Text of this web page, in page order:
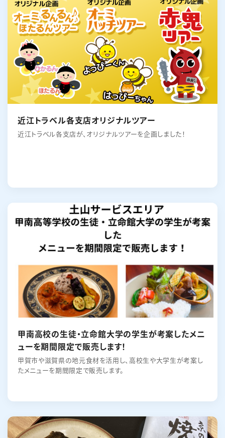
近江トラベル各支店オリジナルツアー
近江トラベル各支店が、オリジナルツアーを企画しました！
甲南高校の生徒・立命館大学の学生が考案したメニ
ューを期間限定で販売します！
甲賀市や滋賀県の地元食材を活用し、高校生や大学生が考案し
たメニューを期間限定で販売します。